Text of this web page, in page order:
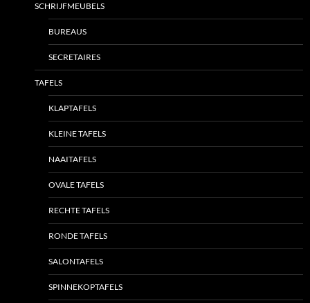
SCHRIJFMEUBELS
BUREAUS
SECRETAIRES
TAFELS
KLAPTAFELS
KLEINE TAFELS
NAAITAFELS
OVALE TAFELS
RECHTE TAFELS
RONDE TAFELS
SALONTAFELS
SPINNEKOPTAFELS